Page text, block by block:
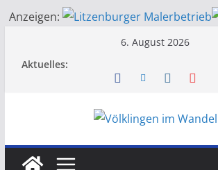
Anzeigen:
6. August 2026
Aktuelles: